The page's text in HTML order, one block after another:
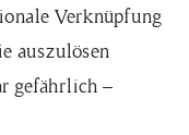
Verknüpfung
auszulösen
gefährlich –